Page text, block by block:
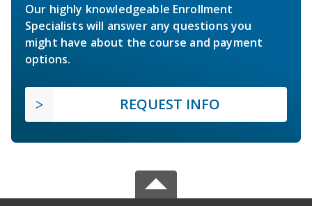
Our highly knowledgeable Enrollment
Specialists will answer any questions you
might have about the course and payment
options.
REQUEST INFO